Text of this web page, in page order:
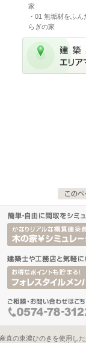
家
・01 無垢材をふ
らぎの家
直の東濃ひのきを使用した